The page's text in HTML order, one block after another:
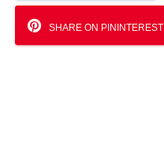
SHARE ON PININTEREST